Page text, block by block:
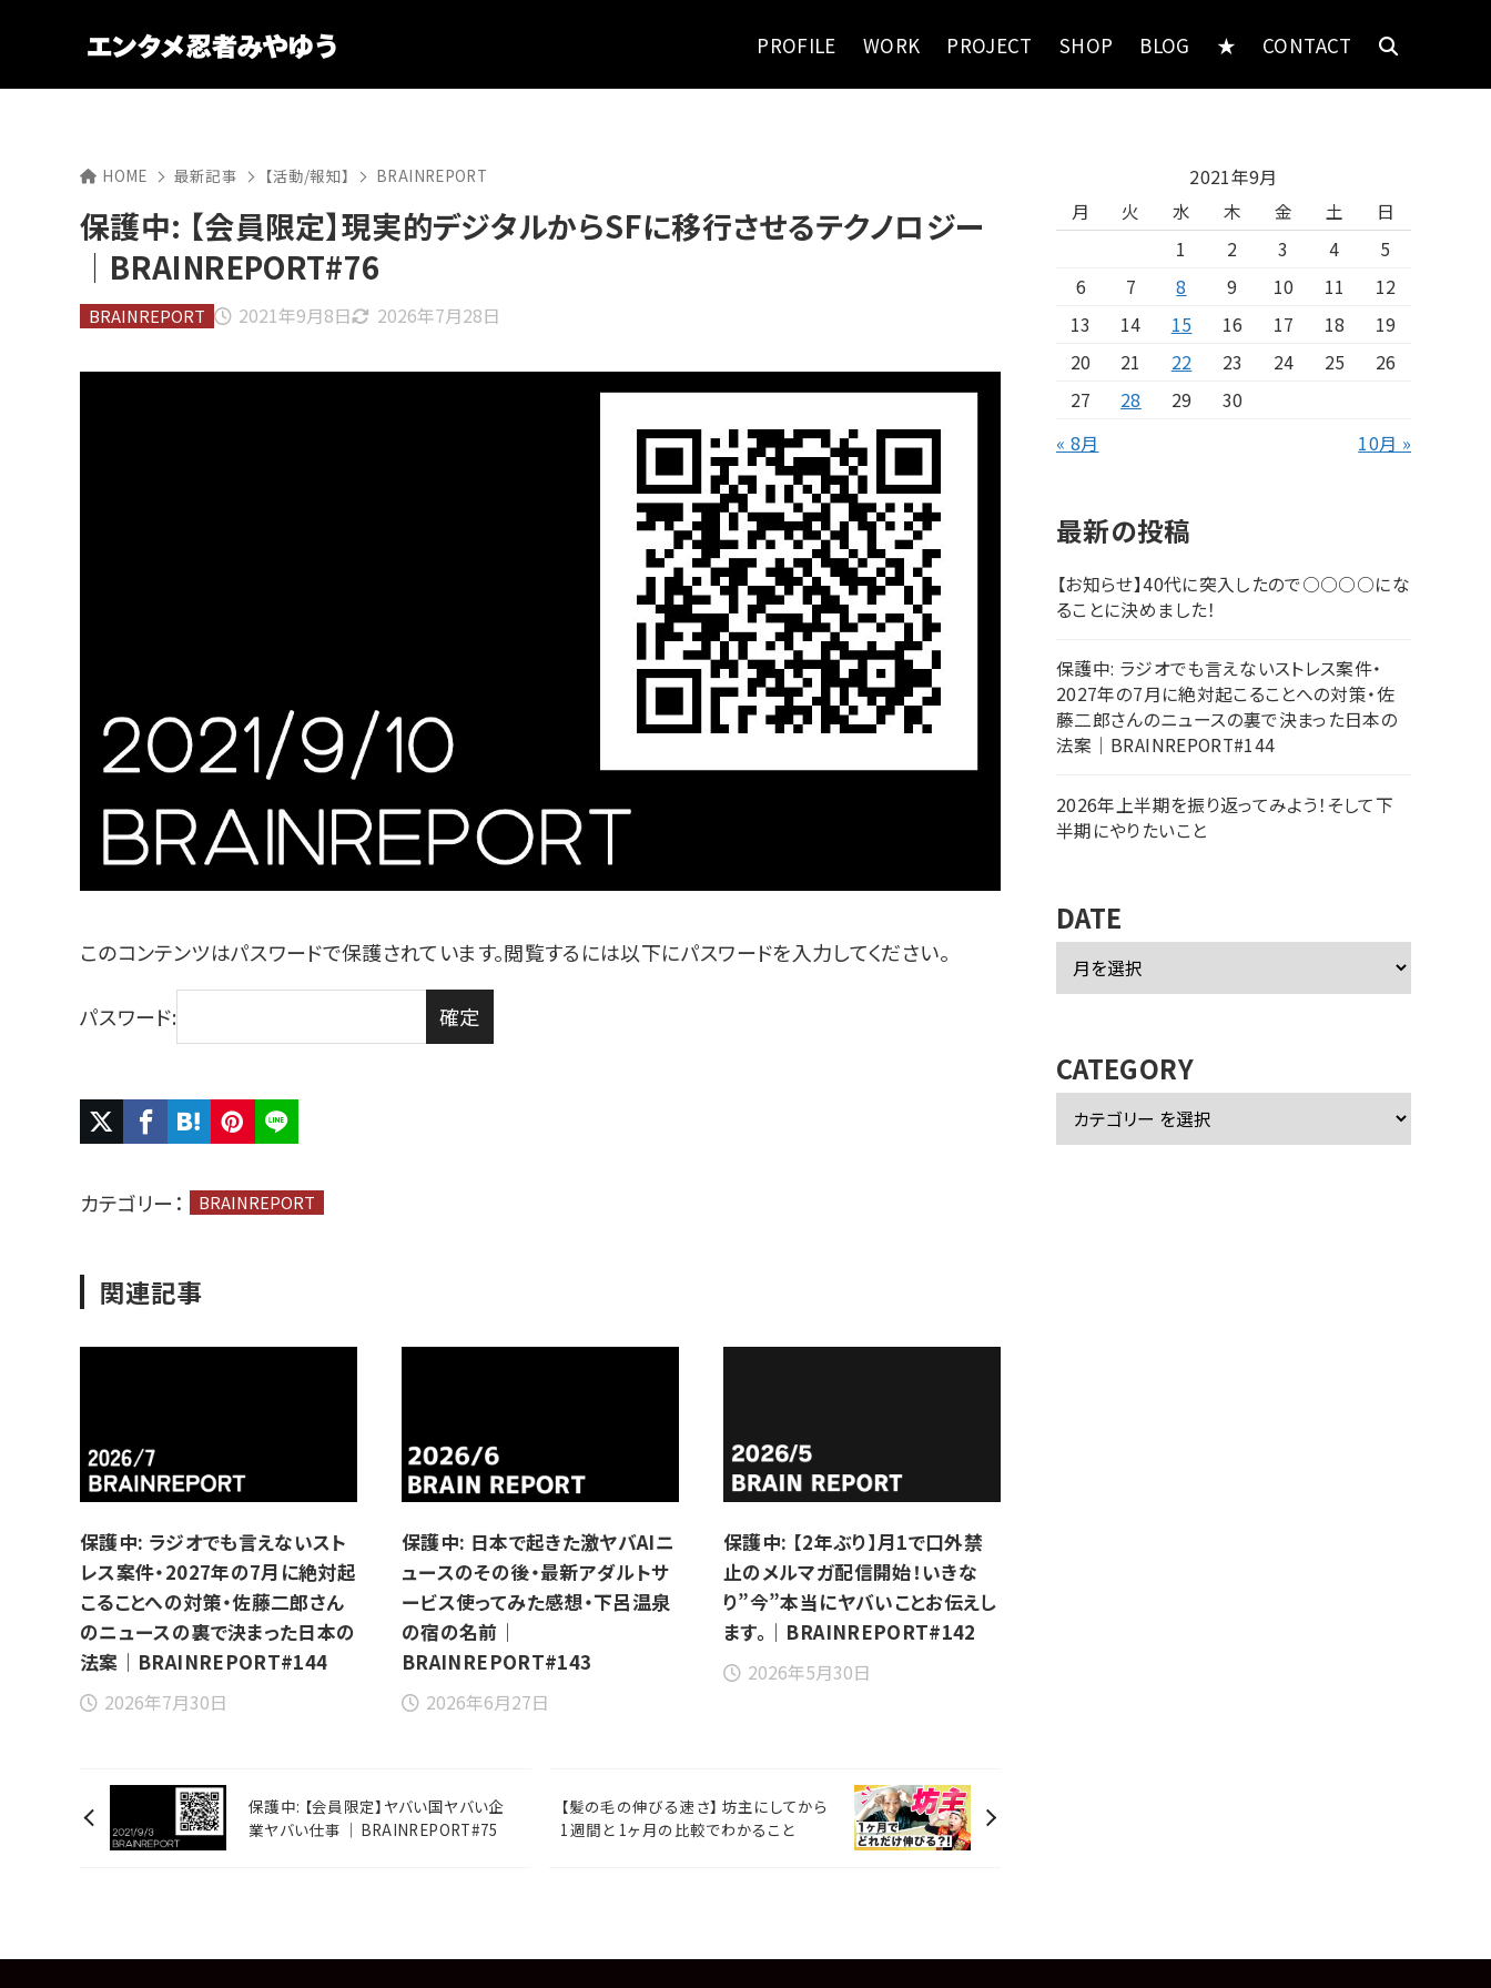
PROFILE WORK PROJECT SHOP BLOG ★ CONTACT
HOME 最新記事 【活動/報知】 BRAINREPORT
保護中: 【会員限定】現実的デジタルからSFに移行させるテクノロジー
｜BRAINREPORT#76
2021年9月8日 2026年7月28日
BRAINREPORT
このコンテンツはパスワードで保護されています。閲覧するには以下にパスワードを入力してください。
パスワード:
カテゴリー： BRAINREPORT
関連記事
保護中: ラジオでも言えないスト
レス案件・2027年の7月に絶対起
こることへの対策・佐藤二郎さん
のニュースの裏で決まった日本の
法案｜BRAINREPORT#144
2026年7月30日
保護中: 日本で起きた激ヤバAIニ
ュースのその後・最新アダルトサ
ービス使ってみた感想・下呂温泉
の宿の名前｜
BRAINREPORT#143
2026年6月27日
保護中: 【2年ぶり】月1で口外禁
止のメルマガ配信開始！いきな
り”今”本当にヤバいことお伝えし
ます。｜BRAINREPORT#142
2026年5月30日
保護中: 【会員限定】ヤバい国ヤバい企
業ヤバい仕事 ｜BRAINREPORT#75
【髪の毛の伸びる速さ】 坊主にしてから
1週間と 1ヶ月の比較でわかること
2021年9月
月
火 水 木 金 土
日
1
2 3 4
5
6
7 8 9 10 11
12
13
14 15 16 17 18
19
20
21 22 23 24 25
26
27
28 29
30
« 8月
10月 »
最新の投稿
【お知らせ】40代に突入したので○○○○にな
ることに決めました！
保護中: ラジオでも言えないストレス案件・
2027年の7月に絶対起こることへの対策・佐
藤二郎さんのニュースの裏で決まった日本の
法案｜BRAINREPORT#144
2026年上半期を振り返ってみよう！そして下
半期にやりたいこと
DATE
ー
ブ
CATEGORY